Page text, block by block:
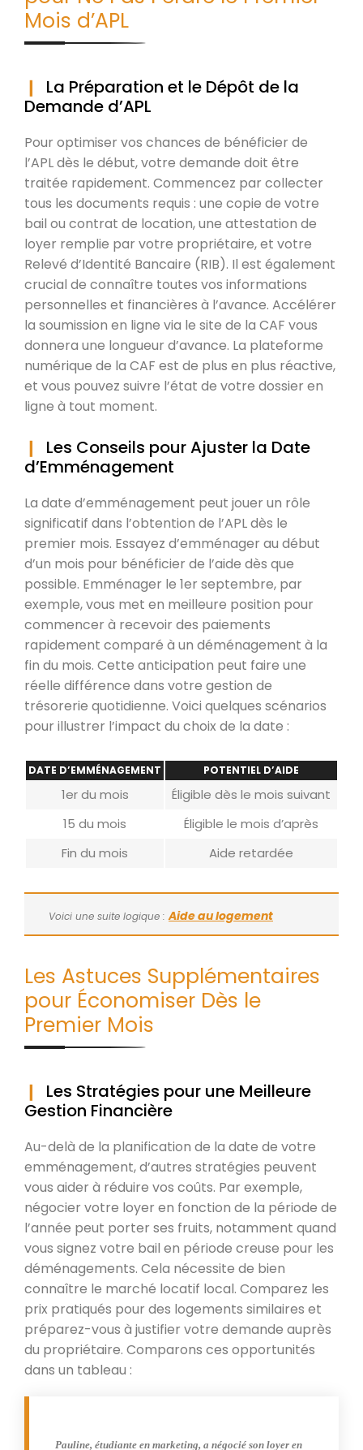
Mois d’APL
La Préparation et le Dépôt de la
Demande d’APL
Pour optimiser vos chances de bénéficier de
l’APL dès le début, votre demande doit être
traitée rapidement. Commencez par collecter
tous les documents requis : une copie de votre
bail ou contrat de location, une attestation de
loyer remplie par votre propriétaire, et votre
Relevé d’Identité Bancaire (RIB). Il est également
crucial de connaître toutes vos informations
personnelles et financières à l’avance. Accélérer
la soumission en ligne via le site de la CAF vous
donnera une longueur d’avance. La plateforme
numérique de la CAF est de plus en plus réactive,
et vous pouvez suivre l’état de votre dossier en
ligne à tout moment.
Les Conseils pour Ajuster la Date
d’Emménagement
La date d’emménagement peut jouer un rôle
significatif dans l’obtention de l’APL dès le
premier mois. Essayez d’emménager au début
d’un mois pour bénéficier de l’aide dès que
possible. Emménager le 1er septembre, par
exemple, vous met en meilleure position pour
commencer à recevoir des paiements
rapidement comparé à un déménagement à la
fin du mois. Cette anticipation peut faire une
réelle différence dans votre gestion de
trésorerie quotidienne. Voici quelques scénarios
pour illustrer l’impact du choix de la date :
DATE D’EMMÉNAGEMENT POTENTIEL D’AIDE
1er du mois
Éligible dès le mois suivant
15 du mois
Éligible le mois d’après
Fin du mois
Aide retardée
Voici une suite logique :Aide au logement
Les Astuces Supplémentaires
pour Économiser Dès le
Premier Mois
Les Stratégies pour une Meilleure
Gestion Financière
Au-delà de la planification de la date de votre
emménagement, d’autres stratégies peuvent
vous aider à réduire vos coûts. Par exemple,
négocier votre loyer en fonction de la période de
l’année peut porter ses fruits, notamment quand
vous signez votre bail en période creuse pour les
déménagements. Cela nécessite de bien
connaître le marché locatif local. Comparez les
prix pratiqués pour des logements similaires et
préparez-vous à justifier votre demande auprès
du propriétaire. Comparons ces opportunités
dans un tableau :
Pauline, étudiante en marketing, a négocié son loyer en